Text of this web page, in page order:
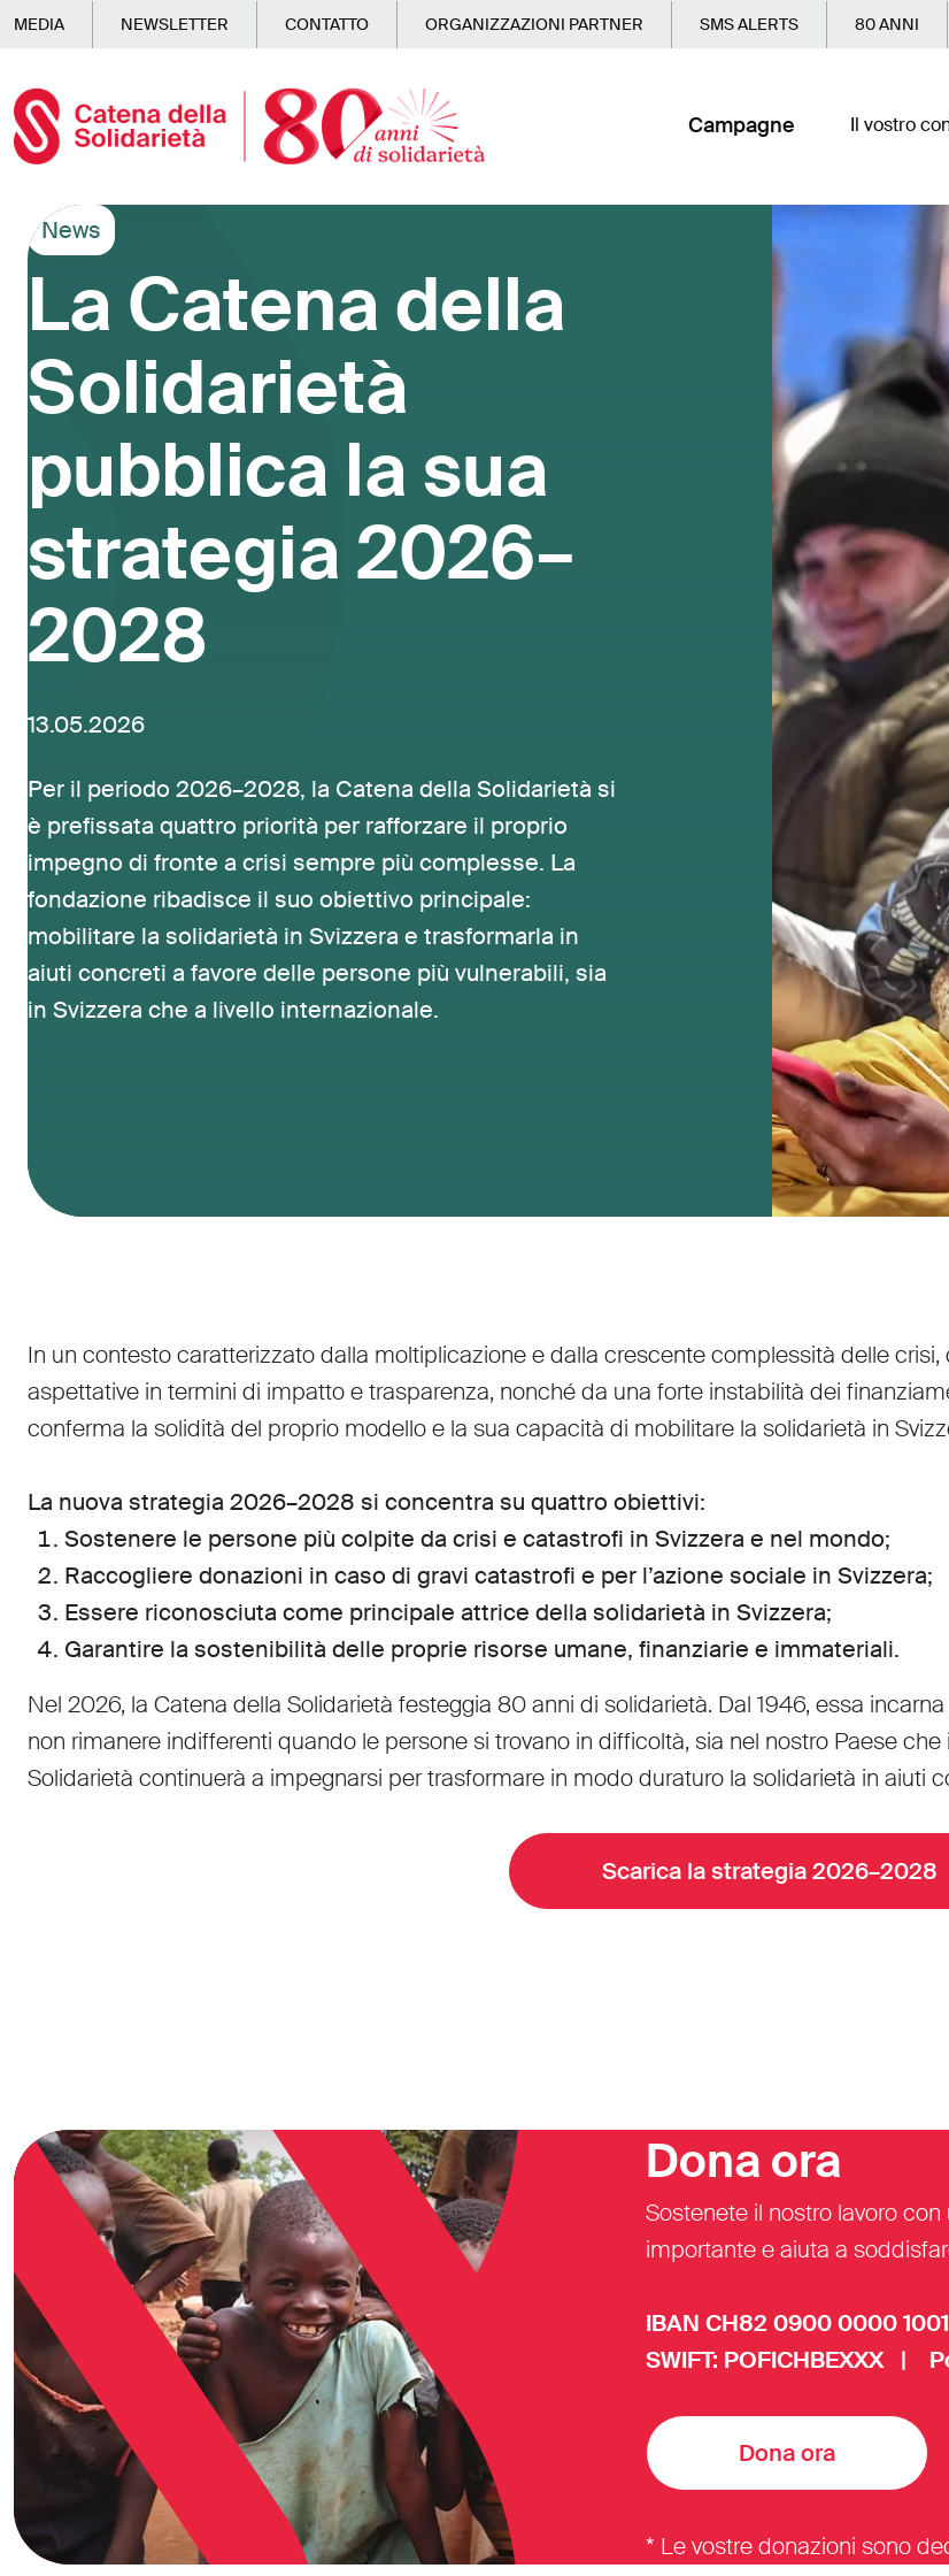
Skip to main content
MEDIA NEWSLETTER CONTATTO ORGANIZZAZIONI PARTNER SMS ALERTS 80 ANNI
Campagne Il vostro
News
La Catena della
Solidarietà
pubblica la sua
strategia 2026–
2028
13.05.2026
Per il periodo 2026–2028, la Catena della Solidarietà si
è prefissata quattro priorità per rafforzare il proprio
impegno di fronte a crisi sempre più complesse. La
fondazione ribadisce il suo obiettivo principale:
mobilitare la solidarietà in Svizzera e trasformarla in
aiuti concreti a favore delle persone più vulnerabili, sia
in Svizzera che a livello internazionale.
In un contesto caratterizzato dalla moltiplicazione e dalla crescente complessità delle
aspettative in termini di impatto e trasparenza, nonché da una forte instabilità dei
conferma la solidità del proprio modello e la sua capacità di mobilitare la solidarietà in
La nuova strategia 2026–2028 si concentra su quattro obiettivi:
Sostenere le persone più colpite da crisi e catastrofi in Svizzera e nel mondo;
Raccogliere donazioni in caso di gravi catastrofi e per l’azione sociale in Svizzera;
Essere riconosciuta come principale attrice della solidarietà in Svizzera;
Garantire la sostenibilità delle proprie risorse umane, finanziarie e immateriali.
Nel 2026, la Catena della Solidarietà festeggia 80 anni di solidarietà. Dal 1946, essa
non rimanere indifferenti quando le persone si trovano in difficoltà, sia nel nostro Paese
Solidarietà continuerà a impegnarsi per trasformare in modo duraturo la solidarietà in aiuti
Scarica la strategia 2026–2028
Dona ora
Sostenete il nostro lavoro
importante e aiuta a
IBAN CH82 0900 0000
SWIFT: POFICHBEXXX |
Dona ora
* Le vostre donazioni sono